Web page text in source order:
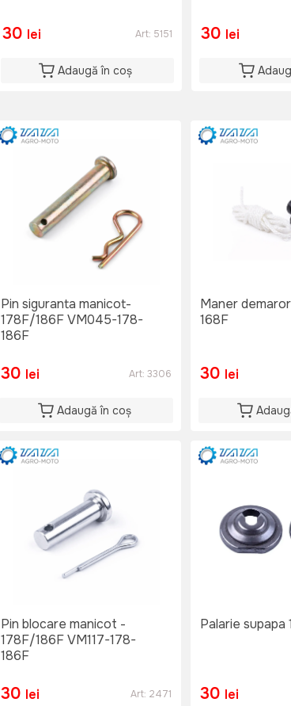
30 lei Art: 5151
Adaugă în coș
30 lei
Pin siguranta manicot-
178F/186F VM045-178-
186F
30 lei Art: 3306
Adaugă în coș
Maner
168F
30 lei
Pin blocare manicot -
178F/186F VM117-178-
186F
30 lei Art: 2471
Palarie supapa
30 lei